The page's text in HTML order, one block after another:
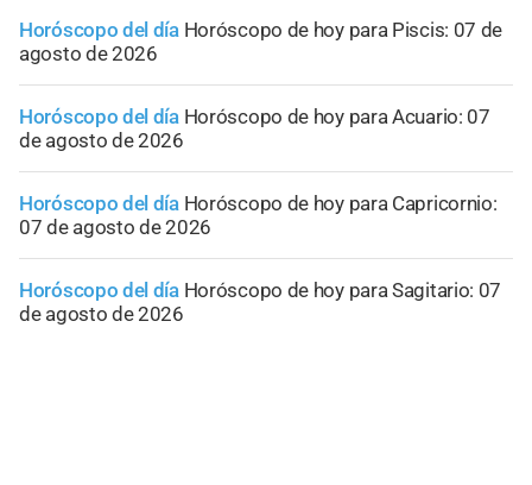
Horóscopo del día Horóscopo de hoy para Piscis: 07 de
agosto de 2026
Horóscopo del día Horóscopo de hoy para Acuario: 07
de agosto de 2026
Horóscopo del día Horóscopo de hoy para Capricornio:
07 de agosto de 2026
Horóscopo del día Horóscopo de hoy para Sagitario: 07
de agosto de 2026